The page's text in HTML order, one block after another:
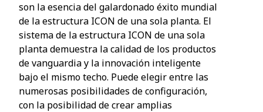
son la esencia del galardonado éxito mundial
de la estructura ICON de una sola planta. El
sistema de la estructura ICON de una sola
planta demuestra la calidad de los productos
de vanguardia y la innovación inteligente
bajo el mismo techo. Puede elegir entre las
numerosas posibilidades de configuración,
con la posibilidad de crear amplias